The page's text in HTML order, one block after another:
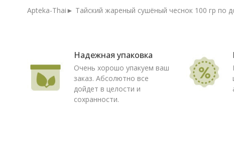
Apteka-Thai► Тайский жареный сушёный чеснок 100 гр по
Надежная упаковка
Очень хорошо упакуем ваш
заказ. Абсолютно все
дойдет в целости и
сохранности.